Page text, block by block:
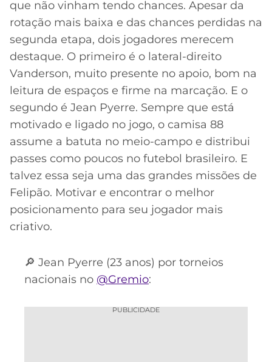
que não vinham tendo chances. Apesar da
rotação mais baixa e das chances perdidas na
segunda etapa, dois jogadores merecem
destaque. O primeiro é o lateral-direito
Vanderson, muito presente no apoio, bom na
leitura de espaços e firme na marcação. E o
segundo é Jean Pyerre. Sempre que está
motivado e ligado no jogo, o camisa 88
assume a batuta no meio-campo e distribui
passes como poucos no futebol brasileiro. E
talvez essa seja uma das grandes missões de
Felipão. Motivar e encontrar o melhor
posicionamento para seu jogador mais
criativo.
🔎 Jean Pyerre (23 anos) por torneios
nacionais no @Gremio:
PUBLICIDADE